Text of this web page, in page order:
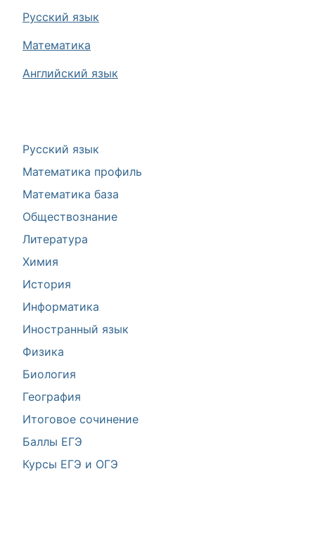
Русский язык
Математика профиль
Математика база
Обществознание
Литература
Химия
История
Информатика
Иностранный язык
Физика
Биология
География
Итоговое сочинение
Баллы ЕГЭ
Курсы ЕГЭ и ОГЭ
Русский язык
Математика
Английский язык